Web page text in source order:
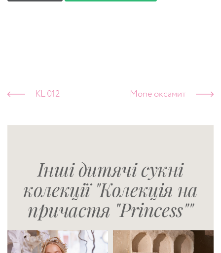
KL 012 Mone оксамит
Інші дитячі сукні
колекції "Колекція на
причастя "Princess""